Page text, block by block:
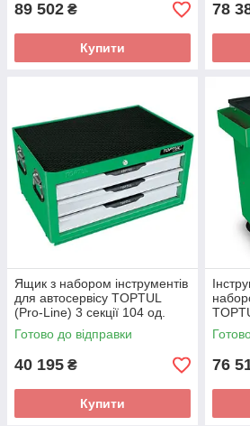
89 502 ₴
Купити
78
Ящик з набором інструментів
для автосервісу TOPTUL
(Pro-Line) 3 секції 104 од.
GCAZ0013
Готово до відправки
40 195 ₴
Купити
76